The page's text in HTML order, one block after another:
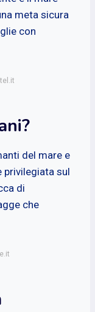
meta sicura
con
del mare e
privilegiata sul
di
che